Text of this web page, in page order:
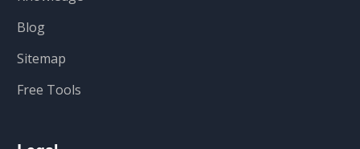
Blog
Sitemap
Free Tools